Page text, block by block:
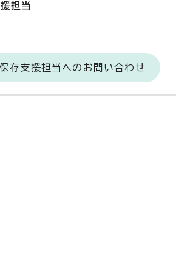
担当
存支援担当へのお問い合わせ